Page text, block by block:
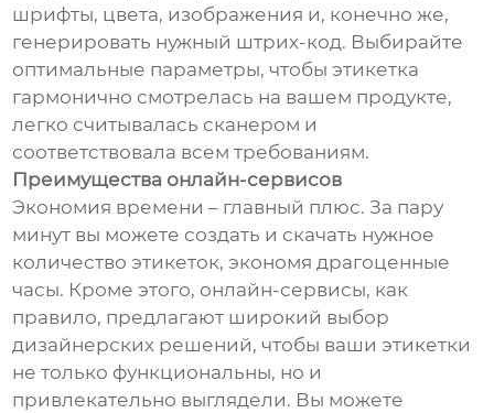
шрифты, цвета, изображения и, конечно же,
генерировать нужный штрих-код. Выбирайте
оптимальные параметры, чтобы этикетка
гармонично смотрелась на вашем продукте,
легко считывалась сканером и
соответствовала всем требованиям.
Преимущества онлайн-сервисов
Экономия времени – главный плюс. За пару
минут вы можете создать и скачать нужное
количество этикеток, экономя драгоценные
часы. Кроме этого, онлайн-сервисы, как
правило, предлагают широкий выбор
дизайнерских решений, чтобы ваши этикетки
не только функциональны, но и
привлекательно выглядели. Вы можете